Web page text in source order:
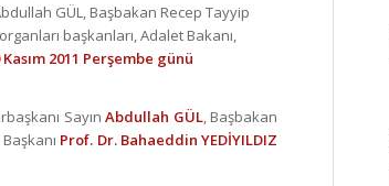
GÜL, Başbakan Recep Tayyip
başkanları, Adalet Bakanı,
Kasım 2011 Perşembe günü
SayınAbdullah GÜL, Başbakan
Prof. Dr. Bahaeddin YEDİYILDIZ